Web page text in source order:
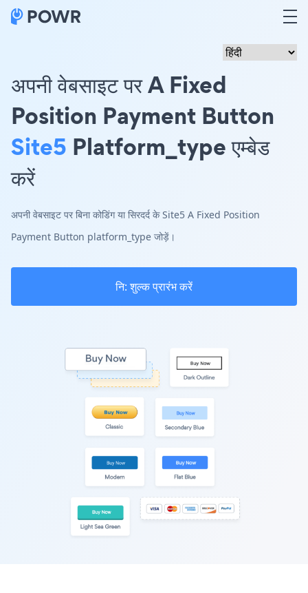
अपनी वेबसाइट पर A Fixed
Position Payment Button
Site5 Platform_type एम्बेड
करें
अपनी वेबसाइट पर बिना कोडिंग या सिरदर्द के Site5 A Fixed Position
Payment Button platform_type जोड़ें।
नि: शुल्क प्रारंभ करें